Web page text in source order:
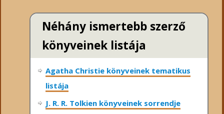
Néhány ismertebb szerző
könyveinek listája
Agatha Christie könyveinek tematikus
listája
J. R. R. Tolkien könyveinek sorrendje